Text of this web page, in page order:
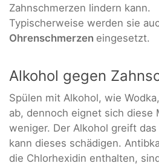
Zahnschmerzen lindern kann.
Typischerweise werden sie
Ohrenschmerzen eingesetzt.
Alkohol gegen
Spülen mit Alkohol, wie
ab, dennoch eignet sich diese
weniger. Der Alkohol greift
kann dieses schädigen.
die Chlorhexidin enthalten,